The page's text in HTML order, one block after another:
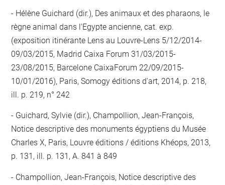
Hélène Guichard (dir.), Des animaux et des pharaons, le
règne animal dans l'Egypte ancienne, cat. exp.
(exposition itinérante Lens au Louvre-Lens 5/12/2014-
09/03/2015, Madrid Caixa Forum 31/03/2015-
23/08/2015, Barcelone CaixaForum 22/09/2015-
10/01/2016), Paris, Somogy éditions d'art, 2014, p. 218,
ill. p. 219, n° 242
Guichard, Sylvie (dir.), Champollion, Jean-François,
Notice descriptive des monuments égyptiens du Musée
Charles X, Paris, Louvre éditions / éditions Khéops, 2013,
p. 131, ill. p. 131, A. 841 à 849
Champollion, Jean-François, Notice descriptive des